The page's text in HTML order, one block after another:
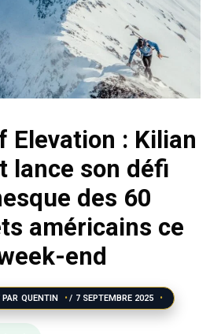
Elevation : Kilian
lance son défi
des 60
américains ce
end
QUENTIN / 7 SEPTEMBRE 2025